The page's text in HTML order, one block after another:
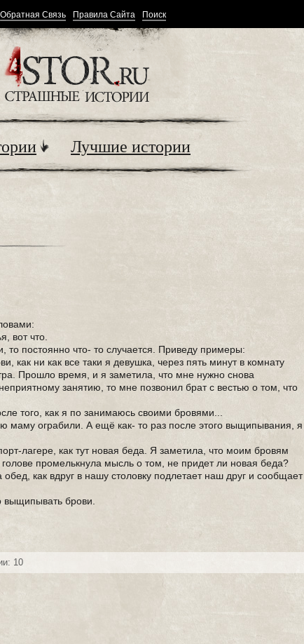
Обратная Связь Правила Сайта Поиск
Лучшие истории
вот что.
то постоянно что- то случается. Приведу примеры:
как ни как все таки я девушка, через пять минут в комнату
Прошло время, и я заметила, что мне нужно снова
занятию, то мне позвонил брат с вестью о том, что
того, как я по занимаюсь своими бровями...
маму ограбили. А ещё как- то раз после этого выщипывания, я
лагере, как тут новая беда. Я заметила, что моим бровям
промелькнула мысль о том, не придет ли новая беда?
как вдруг в нашу столовку подлетает наш друг и сообщает
брови.
10